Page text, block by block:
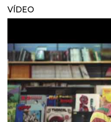
VÍDEO